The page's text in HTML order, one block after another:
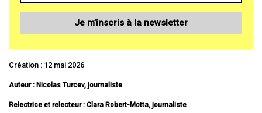
Je m’inscris à la newsletter
Création : 12 mai 2026
Auteur : Nicolas Turcev, journaliste
Relectrice et relecteur : Clara Robert-Motta, journaliste